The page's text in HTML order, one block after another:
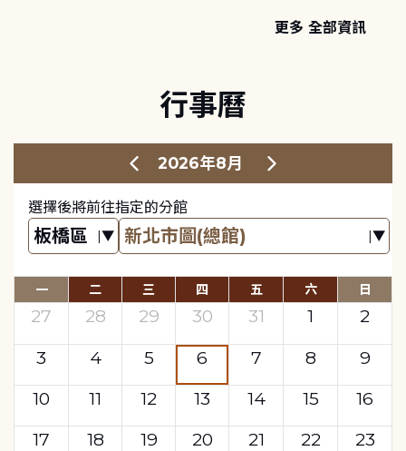
更多 全部資訊
行事曆
2026年8月
選擇後將前往指定的分館
一 二 三 四 五 六 日
27 28 29 30 31 1
2
3
4 5 6 7 8
9
10
11 12 13 14 15
16
17
18 19 20 21 22
23